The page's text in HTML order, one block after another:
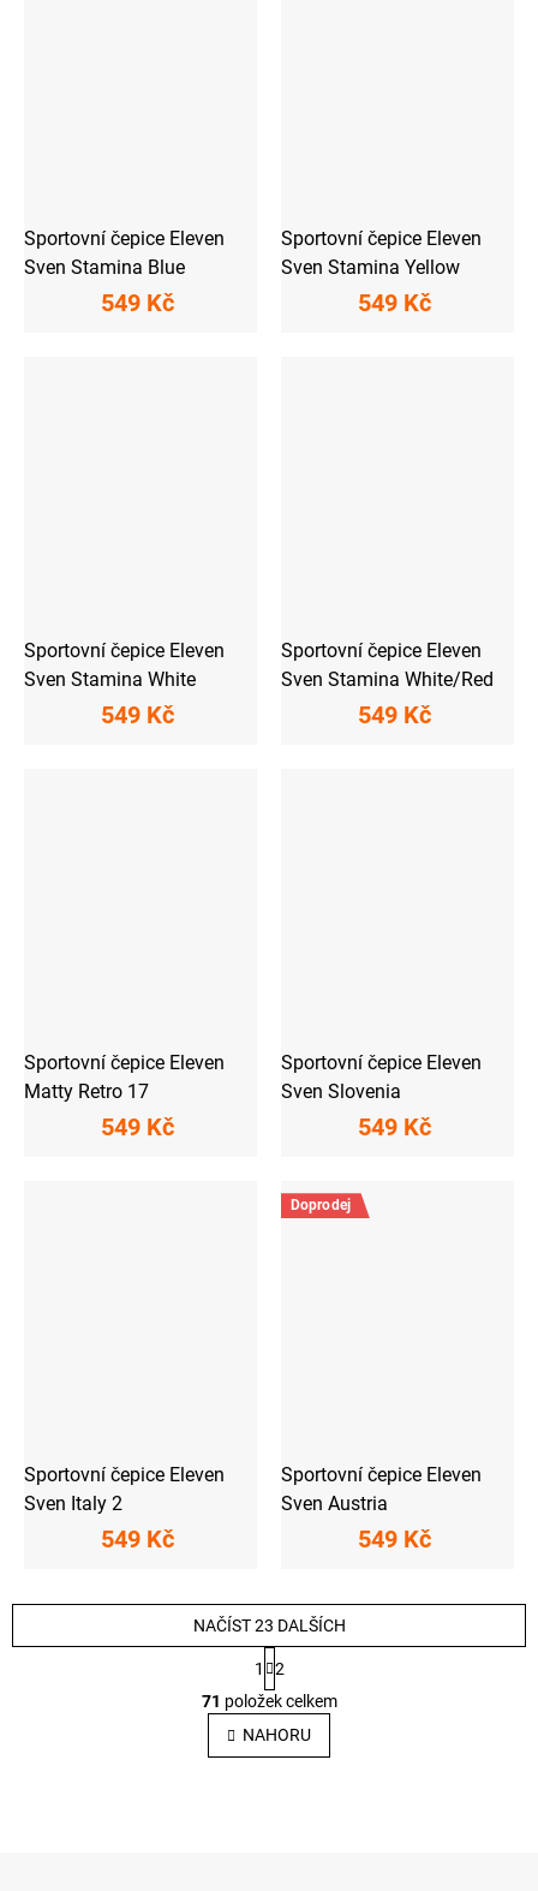
Sportovní čepice Eleven
Sven Stamina Blue
549 Kč
Sportovní čepice Eleven
Sven Stamina Yellow
549 Kč
Sportovní čepice Eleven
Sven Stamina White
549 Kč
Sportovní čepice Eleven
Sven Stamina White/Red
549 Kč
Sportovní čepice Eleven
Matty Retro 17
549 Kč
Sportovní čepice Eleven
Sven Slovenia
549 Kč
Sportovní čepice Eleven
Sven Italy 2
549 Kč
Doprodej
Sportovní čepice Eleven
Sven Austria
549 Kč
O
v
l
á
NAČÍST 23 DALŠÍCH
S
t
r
á
n
k
1
2
71 položek celkem
NAHORU